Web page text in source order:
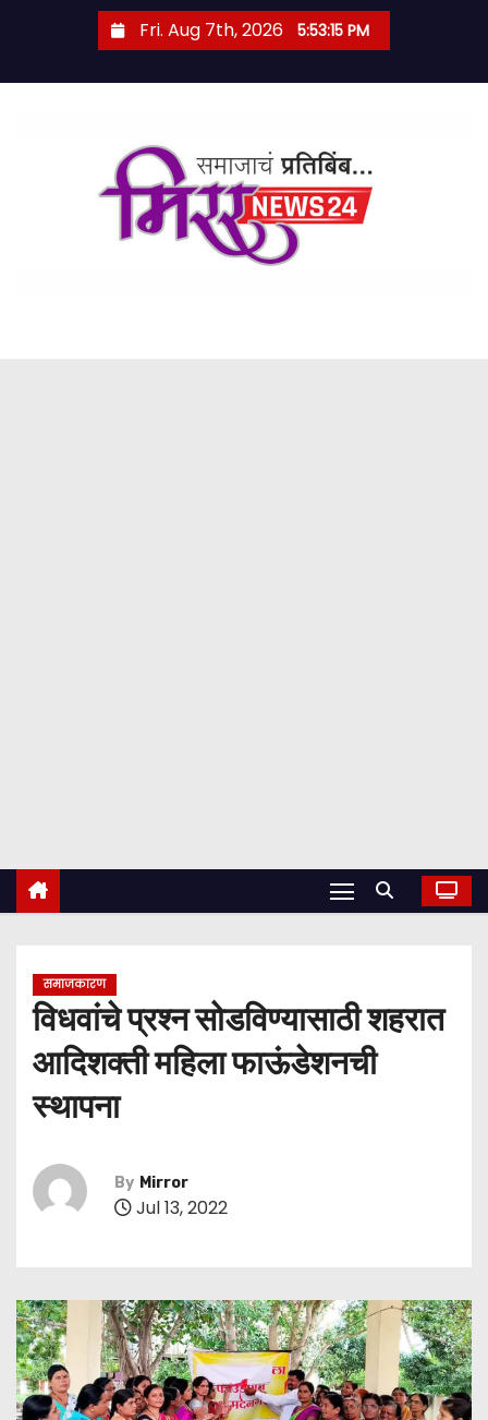
Fri. Aug 7th, 2026 5:53:17 PM
समाजकारण
विधवांचे प्रश्‍न सोडविण्यासाठी शहरात
आदिशक्ती महिला फाऊंडेशनची
स्थापना
By Mirror
Jul 13, 2022